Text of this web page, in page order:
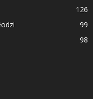
126
99
98